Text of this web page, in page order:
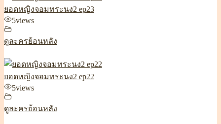
ยอดหญิงจอมทระนง2 ep23
5views
ดูละครย้อนหลัง
ยอดหญิงจอมทระนง2 ep22
5views
ดูละครย้อนหลัง